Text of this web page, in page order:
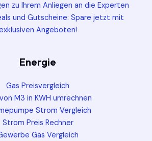
zu Ihrem Anliegen an die Experten
und Gutscheine: Spare jetzt mit
Angeboten!
Energie
Gas Preisvergleich
M3 in KWH umrechnen
Strom Vergleich
Strom Preis Rechner
Gas Vergleich